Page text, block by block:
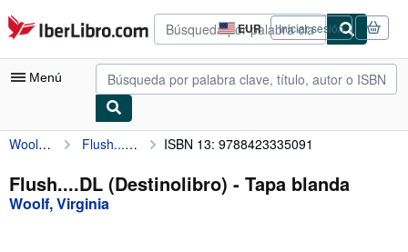
Pasar al contenido principal
IberLibro.com EUR
Preferencias
de
compra
del
Iniciar sesión
Menú
Mi cuenta
Consultar mis pedidos
Búsqueda avanzada
Woolf, Virginia Flush....DL (Destinolibro) ISBN 13: 9788423335091
Flush....DL (Destinolibro) - Tapa blanda
Woolf, Virginia